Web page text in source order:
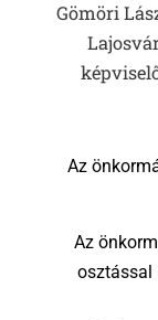
Gömöri
Az
Az
osztással